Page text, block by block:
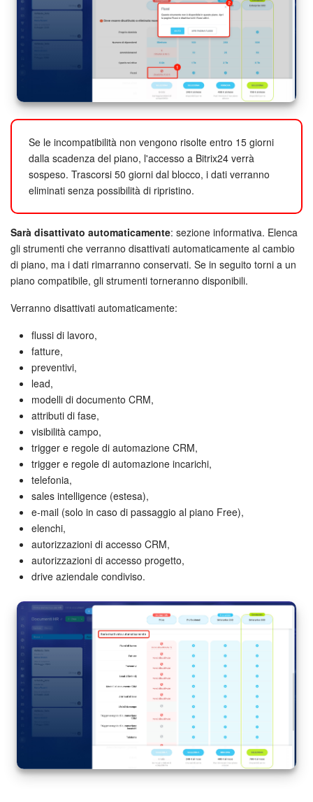
Se le incompatibilità non vengono risolte entro 15 giorni
dalla scadenza del piano, l'accesso a Bitrix24 verrà
sospeso. Trascorsi 50 giorni dal blocco, i dati verranno
eliminati senza possibilità di ripristino.
Sarà disattivato automaticamente: sezione informativa. Elenca
gli strumenti che verranno disattivati automaticamente al cambio
di piano, ma i dati rimarranno conservati. Se in seguito torni a un
piano compatibile, gli strumenti torneranno disponibili.
Verranno disattivati automaticamente:
flussi di lavoro,
fatture,
preventivi,
lead,
modelli di documento CRM,
attributi di fase,
visibilità campo,
trigger e regole di automazione CRM,
trigger e regole di automazione incarichi,
telefonia,
sales intelligence (estesa),
e-mail (solo in caso di passaggio al piano Free),
elenchi,
autorizzazioni di accesso CRM,
autorizzazioni di accesso progetto,
drive aziendale condiviso.